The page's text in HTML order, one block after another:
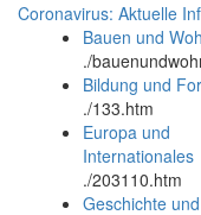
Coronavirus: Aktuelle
Bauen und
./
Bildung und
./133.htm
Europa und
Internationales
./203110.htm
Geschichte